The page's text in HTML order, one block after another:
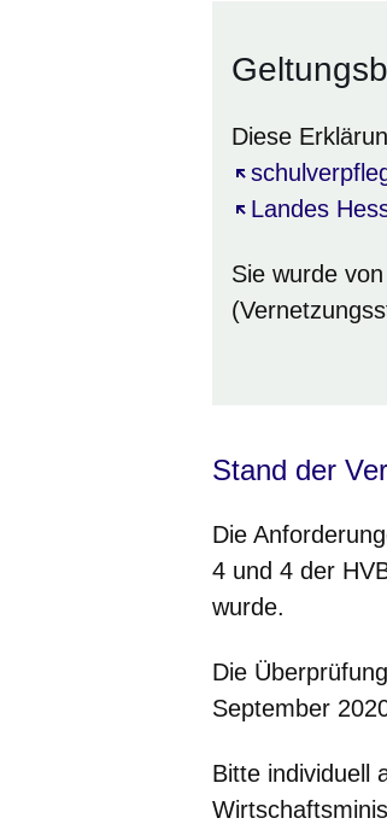
Diese
Öffnet sich in
Landes
Öffnet sich in
Sie wurde
Stand der
Die
4 und 4 der
wurde.
Die
September
Bitte individuell